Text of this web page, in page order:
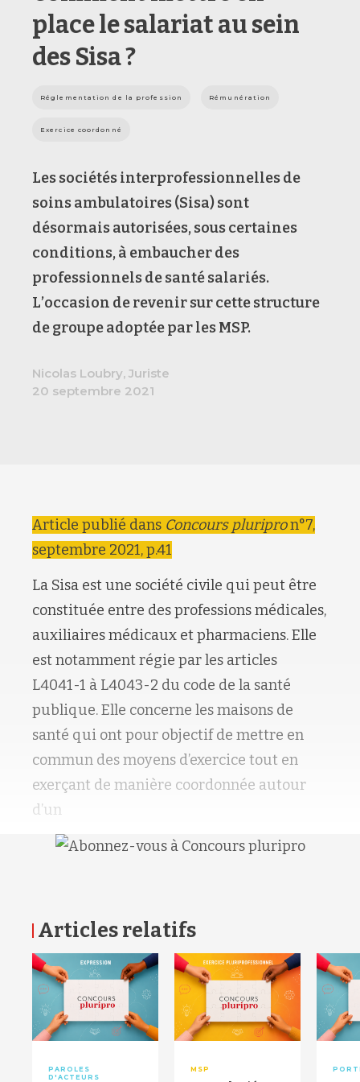
place le salariat au sein
des Sisa ?
Réglementation de la profession Rémunération
Exercice coordonné
Les sociétés interprofessionnelles de
soins ambulatoires (Sisa) sont
désormais autorisées, sous certaines
conditions, à embaucher des
professionnels de santé salariés.
L’occasion de revenir sur cette structure
de groupe adoptée par les MSP.
Nicolas Loubry, Juriste
20 septembre 2021
Article publié dans Concours pluripron°7,
septembre 2021, p.41
La Sisa est une société civile qui peut être
constituée entre des professions médicales,
auxiliaires médicaux et pharmaciens. Elle
est notamment régie par les articles
L4041-1 à L4043-2 du code de la santé
publique. Elle concerne les maisons de
santé qui ont pour objectif de mettre en
commun des moyens d’exercice tout en
exerçant de manière coordonnée autour
d’un
Articles relatifs
PAROLES
D'ACTEURS
MSP
RETOUR HAUT DE PAGE